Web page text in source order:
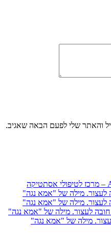
והאתר שלי לפעם הבאה שאגיב.
לעצור. מילה של "אמא נגה"
לעצור. מילה של "אמא נגה"
לעצור. מילה של "אמא נגה"
מילה של "אמא נגה"